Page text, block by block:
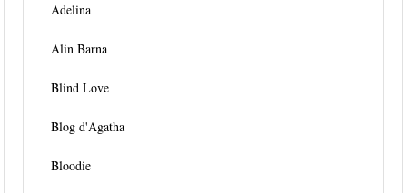
Adelina
Alin Barna
Blind Love
Blog d'Agatha
Bloodie